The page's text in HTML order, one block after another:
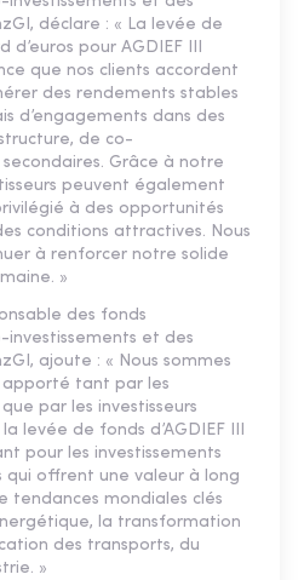
déclare : « La levée de
d’euros pour AGDIEF III
que nos clients accordent
des rendements stables
d’engagements dans des
de co-
Grâce à notre
peuvent également
à des opportunités
conditions attractives. Nous
à renforcer notre solide
»
des fonds
investissements et des
ajoute : « Nous sommes
apporté tant par les
par les investisseurs
levée de fonds d’AGDIEF III
pour les investissements
qui offrent une valeur à long
mondiales clés
la transformation
des transports, du
»